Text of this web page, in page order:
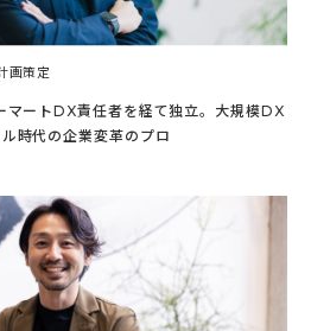
画策定
マートDX責任者を経て独立。大規模DX
時代の企業変革のプロ